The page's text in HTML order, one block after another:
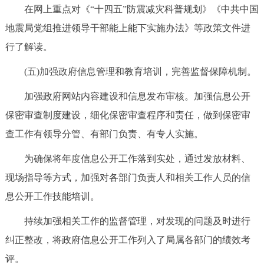
在网上重点对《“十四五”防震减灾科普规划》《中共中国
地震局党组推进领导干部能上能下实施办法》等政策文件进
行了解读。
(五)加强政府信息管理和教育培训，完善监督保障机制。
加强政府网站内容建设和信息发布审核。加强信息公开
保密审查制度建设，细化保密审查程序和责任，做到保密审
查工作有领导分管、有部门负责、有专人实施。
为确保将年度信息公开工作落到实处，通过发放材料、
现场指导等方式，加强对各部门负责人和相关工作人员的信
息公开工作技能培训。
持续加强相关工作的监督管理，对发现的问题及时进行
纠正整改，将政府信息公开工作列入了局属各部门的绩效考
评。